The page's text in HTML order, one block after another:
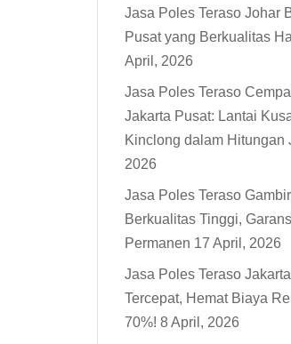
Jasa Poles Teraso Johar
Pusat yang Berkualitas
April, 2026
Jasa Poles Teraso
Jakarta Pusat: Lantai
Kinclong dalam Hitungan
2026
Jasa Poles Teraso
Berkualitas Tinggi,
Permanen 17 April, 2026
Jasa Poles Teraso
Tercepat, Hemat Biaya
70%! 8 April, 2026